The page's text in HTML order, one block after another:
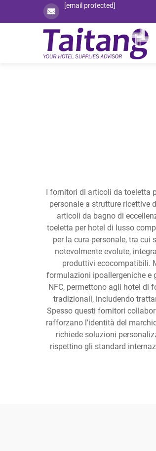
[email protected]
I fornitori di articoli da toeletta
personale a strutture ricettive
articoli da bagno di
toeletta per hotel di lusso
per la cura personale, tra
notevolmente evolute,
produttivi ecocompatibili.
formulazioni ipoallergeniche e
NFC, permettono agli hotel di
tradizionali, includendo
Spesso questi fornitori
rafforzano l'identità del
richiede soluzioni
rispettino gli standard